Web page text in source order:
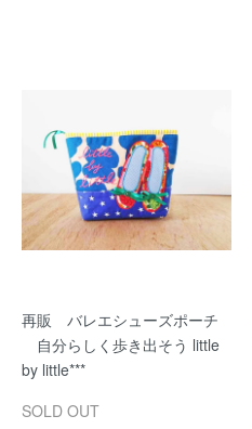
再販 バレエシューズポーチ
自分らしく歩き出そう little
by little***
SOLD OUT